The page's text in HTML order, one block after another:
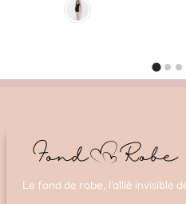
Le fond de robe, l'allié invisible